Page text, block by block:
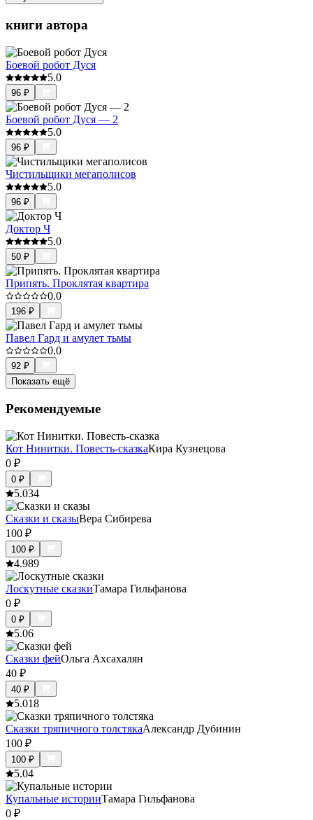
книги автора
Боевой робот Дуся
5.0
96 ₽
Боевой робот Дуся — 2
5.0
96 ₽
Чистильщики мегаполисов
5.0
96 ₽
Доктор Ч
5.0
50 ₽
Припять. Проклятая квартира
0.0
196 ₽
Павел Гард и амулет тьмы
0.0
92 ₽
Показать ещё
Рекомендуемые
Кот Нинитки. Повесть-сказкаКира Кузнецова
0 ₽
0 ₽
5.034
Сказки и сказыВера Сибирева
100 ₽
100 ₽
4.989
Лоскутные сказкиТамара Гильфанова
0 ₽
0 ₽
5.06
Сказки фейОльга Ахсахалян
40 ₽
40 ₽
5.018
Сказки тряпичного толстякаАлександр Дубинин
100 ₽
100 ₽
5.04
Купальные историиТамара Гильфанова
0 ₽